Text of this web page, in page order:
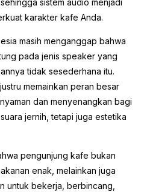
sistem audio menjadi
karakter kafe Anda.
masih menganggap bahwa
pada jenis speaker yang
tidak sesederhana itu.
memainkan peran besar
dan menyenangkan bagi
jernih, tetapi juga estetika
pengunjung kafe bukan
enak, melainkan juga
untuk bekerja, berbincang,